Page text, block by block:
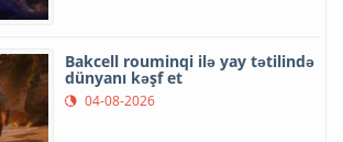
Bakcell rouminqi ilə yay tətilində
dünyanı kəşf et
04-08-2026